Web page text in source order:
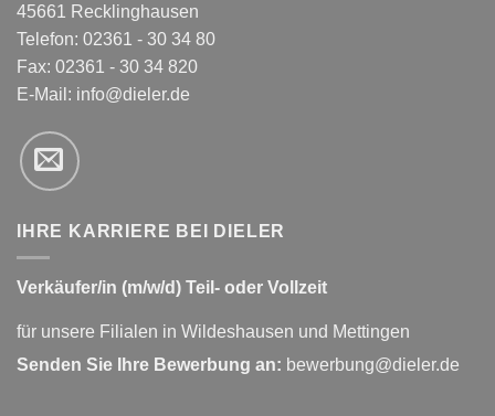
45661 Recklinghausen
Telefon: 02361 - 30 34 80
Fax: 02361 - 30 34 820
E-Mail: info@dieler.de
IHRE KARRIERE BEI DIELER
Verkäufer/in (m/w/d) Teil- oder Vollzeit
für unsere Filialen in Wildeshausen und Mettingen
Senden Sie Ihre Bewerbung an: bewerbung@dieler.de